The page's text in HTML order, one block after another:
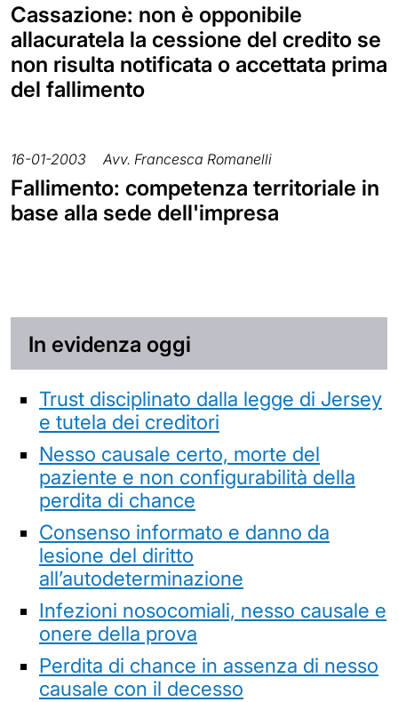
Cassazione: non è opponibile
allacuratela la cessione del credito se
non risulta notificata o accettata prima
del fallimento
16-01-2003 Avv. Francesca Romanelli
Fallimento: competenza territoriale in
base alla sede dell'impresa
In evidenza oggi
Trust disciplinato dalla legge di Jersey
e tutela dei creditori
Nesso causale certo, morte del
paziente e non configurabilità della
perdita di chance
Consenso informato e danno da
lesione del diritto
all’autodeterminazione
Infezioni nosocomiali, nesso causale e
onere della prova
Perdita di chance in assenza di nesso
causale con il decesso